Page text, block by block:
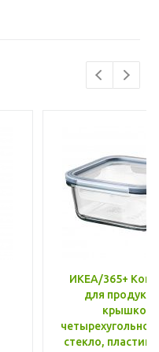
ИКЕА/365+
для
крышкой,
стекло, пластик